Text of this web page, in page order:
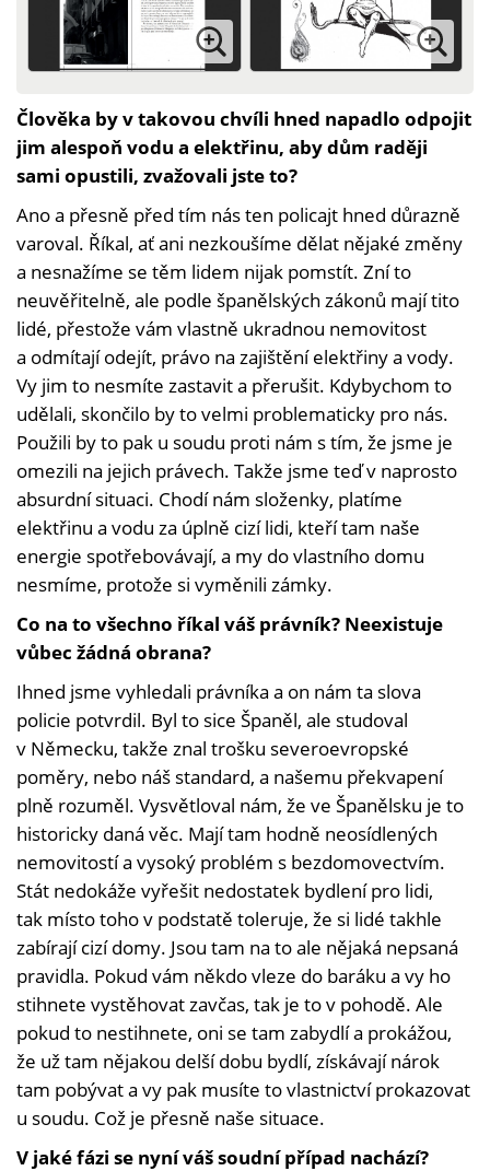
Člověka by v takovou chvíli hned napadlo odpojit
jim alespoň vodu a elektřinu, aby dům raději
sami opustili, zvažovali jste to?
Ano a přesně před tím nás ten policajt hned důrazně
varoval. Říkal, ať ani nezkoušíme dělat nějaké změny
a nesnažíme se těm lidem nijak pomstít. Zní to
neuvěřitelně, ale podle španělských zákonů mají tito
lidé, přestože vám vlastně ukradnou nemovitost
a odmítají odejít, právo na zajištění elektřiny a vody.
Vy jim to nesmíte zastavit a přerušit. Kdybychom to
udělali, skončilo by to velmi problematicky pro nás.
Použili by to pak u soudu proti nám s tím, že jsme je
omezili na jejich právech. Takže jsme teď v naprosto
absurdní situaci. Chodí nám složenky, platíme
elektřinu a vodu za úplně cizí lidi, kteří tam naše
energie spotřebovávají, a my do vlastního domu
nesmíme, protože si vyměnili zámky.
Co na to všechno říkal váš právník? Neexistuje
vůbec žádná obrana?
Ihned jsme vyhledali právníka a on nám ta slova
policie potvrdil. Byl to sice Španěl, ale studoval
v Německu, takže znal trošku severoevropské
poměry, nebo náš standard, a našemu překvapení
plně rozuměl. Vysvětloval nám, že ve Španělsku je to
historicky daná věc. Mají tam hodně neosídlených
nemovitostí a vysoký problém s bezdomovectvím.
Stát nedokáže vyřešit nedostatek bydlení pro lidi,
tak místo toho v podstatě toleruje, že si lidé takhle
zabírají cizí domy. Jsou tam na to ale nějaká nepsaná
pravidla. Pokud vám někdo vleze do baráku a vy ho
stihnete vystěhovat zavčas, tak je to v pohodě. Ale
pokud to nestihnete, oni se tam zabydlí a prokážou,
že už tam nějakou delší dobu bydlí, získávají nárok
tam pobývat a vy pak musíte to vlastnictví prokazovat
u soudu. Což je přesně naše situace.
V jaké fázi se nyní váš soudní případ nachází?